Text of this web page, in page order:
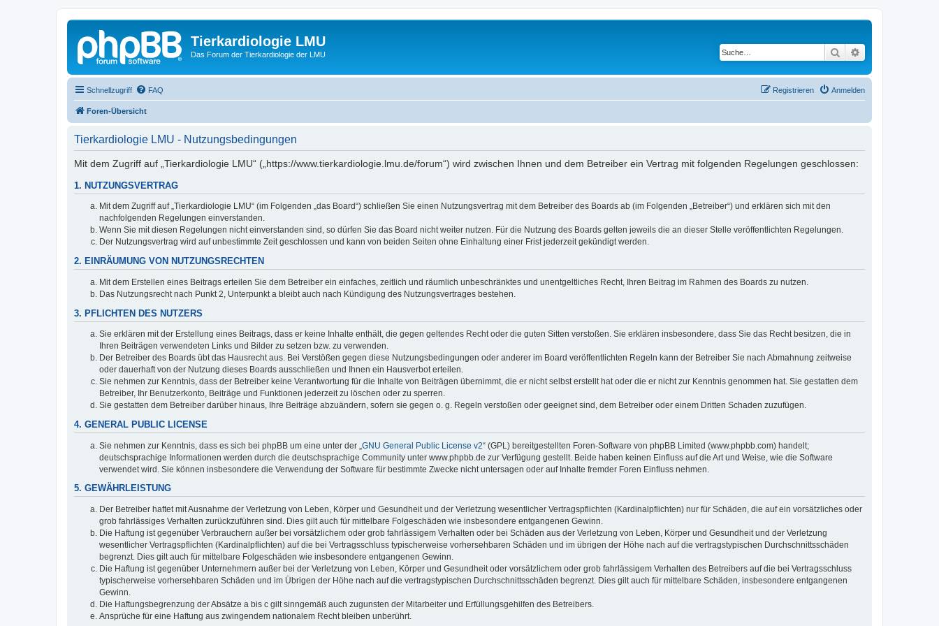
Tierkardiologie LMU
Das Forum der Tierkardiologie der LMU Suche
Schnellzugriff FAQ Anmelden
Registrieren
Foren-Übersicht
Tierkardiologie LMU - Nutzungsbedingungen
Mit dem Zugriff auf „Tierkardiologie LMU“ („https://www.tierkardiologie.lmu.de/forum“) wird zwischen Ihnen und dem Betreiber ein Vertrag mit folgenden Regelungen geschlossen:
1. NUTZUNGSVERTRAG
Mit dem Zugriff auf „Tierkardiologie LMU“ (im Folgenden „das Board“) schließen Sie einen Nutzungsvertrag mit dem Betreiber des Boards ab (im Folgenden „Betreiber“) und erklären sich mit den
nachfolgenden Regelungen einverstanden.
Wenn Sie mit diesen Regelungen nicht einverstanden sind, so dürfen Sie das Board nicht weiter nutzen. Für die Nutzung des Boards gelten jeweils die an dieser Stelle veröffentlichten Regelungen.
Der Nutzungsvertrag wird auf unbestimmte Zeit geschlossen und kann von beiden Seiten ohne Einhaltung einer Frist jederzeit gekündigt werden.
2. EINRÄUMUNG VON NUTZUNGSRECHTEN
Mit dem Erstellen eines Beitrags erteilen Sie dem Betreiber ein einfaches, zeitlich und räumlich unbeschränktes und unentgeltliches Recht, Ihren Beitrag im Rahmen des Boards zu nutzen.
Das Nutzungsrecht nach Punkt 2, Unterpunkt a bleibt auch nach Kündigung des Nutzungsvertrages bestehen.
3. PFLICHTEN DES NUTZERS
Sie erklären mit der Erstellung eines Beitrags, dass er keine Inhalte enthält, die gegen geltendes Recht oder die guten Sitten verstoßen. Sie erklären insbesondere, dass Sie das Recht besitzen, die in
Ihren Beiträgen verwendeten Links und Bilder zu setzen bzw. zu verwenden.
Der Betreiber des Boards übt das Hausrecht aus. Bei Verstößen gegen diese Nutzungsbedingungen oder anderer im Board veröffentlichten Regeln kann der Betreiber Sie nach Abmahnung zeitweise
oder dauerhaft von der Nutzung dieses Boards ausschließen und Ihnen ein Hausverbot erteilen.
Sie nehmen zur Kenntnis, dass der Betreiber keine Verantwortung für die Inhalte von Beiträgen übernimmt, die er nicht selbst erstellt hat oder die er nicht zur Kenntnis genommen hat. Sie gestatten dem
Betreiber, Ihr Benutzerkonto, Beiträge und Funktionen jederzeit zu löschen oder zu sperren.
Sie gestatten dem Betreiber darüber hinaus, Ihre Beiträge abzuändern, sofern sie gegen o. g. Regeln verstoßen oder geeignet sind, dem Betreiber oder einem Dritten Schaden zuzufügen.
4. GENERAL PUBLIC LICENSE
Sie nehmen zur Kenntnis, dass es sich bei phpBB um eine unter der „ GNU General Public License v2“ (GPL) bereitgestellten Foren-Software von phpBB Limited (www.phpbb.com) handelt;
deutschsprachige Informationen werden durch die deutschsprachige Community unter www.phpbb.de zur Verfügung gestellt. Beide haben keinen Einfluss auf die Art und Weise, wie die Software
verwendet wird. Sie können insbesondere die Verwendung der Software für bestimmte Zwecke nicht untersagen oder auf Inhalte fremder Foren Einfluss nehmen.
5. GEWÄHRLEISTUNG
Der Betreiber haftet mit Ausnahme der Verletzung von Leben, Körper und Gesundheit und der Verletzung wesentlicher Vertragspflichten (Kardinalpflichten) nur für Schäden, die auf ein vorsätzliches oder
grob fahrlässiges Verhalten zurückzuführen sind. Dies gilt auch für mittelbare Folgeschäden wie insbesondere entgangenen Gewinn.
Die Haftung ist gegenüber Verbrauchern außer bei vorsätzlichem oder grob fahrlässigem Verhalten oder bei Schäden aus der Verletzung von Leben, Körper und Gesundheit und der Verletzung
wesentlicher Vertragspflichten (Kardinalpflichten) auf die bei Vertragsschluss typischerweise vorhersehbaren Schäden und im übrigen der Höhe nach auf die vertragstypischen Durchschnittsschäden
begrenzt. Dies gilt auch für mittelbare Folgeschäden wie insbesondere entgangenen Gewinn.
Die Haftung ist gegenüber Unternehmern außer bei der Verletzung von Leben, Körper und Gesundheit oder vorsätzlichem oder grob fahrlässigem Verhalten des Betreibers auf die bei Vertragsschluss
typischerweise vorhersehbaren Schäden und im Übrigen der Höhe nach auf die vertragstypischen Durchschnittsschäden begrenzt. Dies gilt auch für mittelbare Schäden, insbesondere entgangenen
Gewinn.
Die Haftungsbegrenzung der Absätze a bis c gilt sinngemäß auch zugunsten der Mitarbeiter und Erfüllungsgehilfen des Betreibers.
Ansprüche für eine Haftung aus zwingendem nationalem Recht bleiben unberührt.